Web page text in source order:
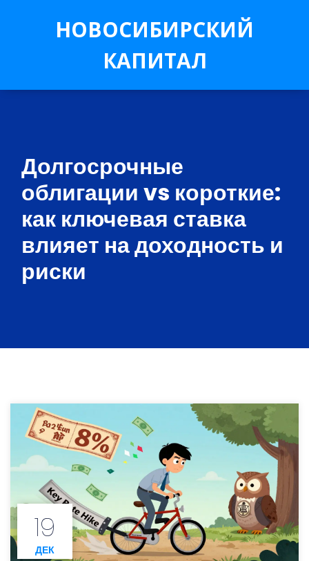
НОВОСИБИРСКИЙ
КАПИТАЛ
Долгосрочные
облигации vs короткие:
как ключевая ставка
влияет на доходность и
риски
19
ДЕК